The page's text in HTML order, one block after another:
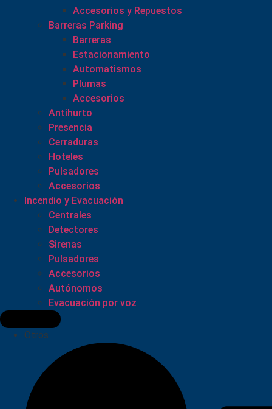
Accesorios y Repuestos
Barreras Parking
Barreras
Estacionamiento
Automatismos
Plumas
Accesorios
Antihurto
Presencia
Cerraduras
Hoteles
Pulsadores
Accesorios
Incendio y Evacuación
Centrales
Detectores
Sirenas
Pulsadores
Accesorios
Autónomos
Evacuación por voz
Otros